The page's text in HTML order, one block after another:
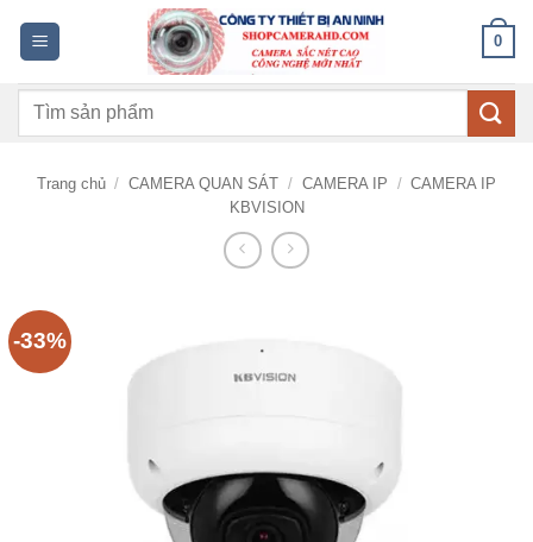
dung
0
Tìm
Trang chủ / CAMERA QUAN SÁT / CAMERA IP / CAMERA IP
KBVISION
-33%